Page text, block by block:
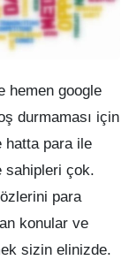
hemen google
durmaması için
hatta para ile
sahipleri çok.
para
konular ve
sizin elinizde.